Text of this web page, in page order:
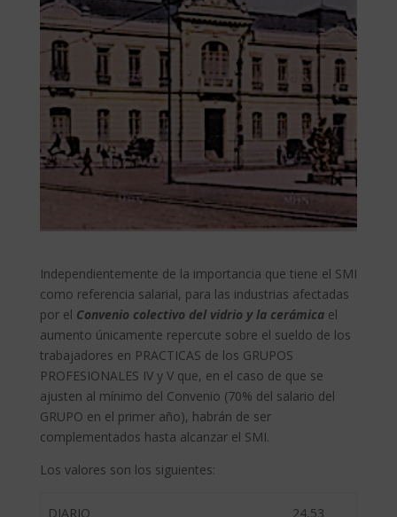
Independientemente de la importancia que tiene el SMI
como referencia salarial, para las industrias afectadas
por el Convenio colectivo del vidrio y la cerámicael
aumento únicamente repercute sobre el sueldo de los
trabajadores en PRACTICAS de los GRUPOS
PROFESIONALES IV y V que, en el caso de que se
ajusten al mínimo del Convenio (70% del salario del
GRUPO en el primer año), habrán de ser
complementados hasta alcanzar el SMI.
Los valores son los siguientes:
DIARIO 24,53